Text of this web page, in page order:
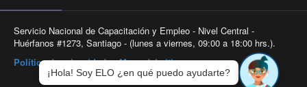
Servicio Nacional de Capacitación y Empleo - Nivel Central -
Huérfanos #1273, Santiago - (lunes a viernes, 09:00 a 18:00 hrs.).
Política de privacidad|Mapa del sitio
¡Hola! Soy ELO ¿en qué puedo ayudarte?